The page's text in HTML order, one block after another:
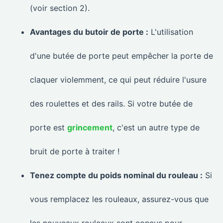
(voir section 2).
Avantages du butoir de porte : L'utilisation
d'une butée de porte peut empêcher la porte de
claquer violemment, ce qui peut réduire l'usure
des roulettes et des rails. Si votre butée de
porte est grincement, c'est un autre type de
bruit de porte à traiter !
Tenez compte du poids nominal du rouleau : Si
vous remplacez les rouleaux, assurez-vous que